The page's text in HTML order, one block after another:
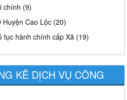
chính (9)
Huyện Cao Lộc (20)
tục hành chính cấp Xã (19)
KÊ DỊCH VỤ CÔNG